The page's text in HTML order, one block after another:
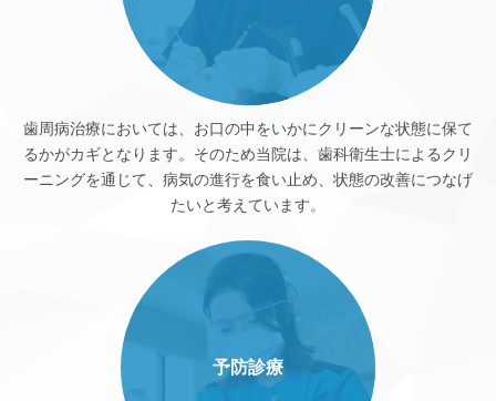
歯周病治療においては、お口の中をいかにクリーンな状態に保て
るかがカギとなります。そのため当院は、歯科衛生士によるクリ
ーニングを通じて、病気の進行を食い止め、状態の改善につなげ
たいと考えています。
予防診療